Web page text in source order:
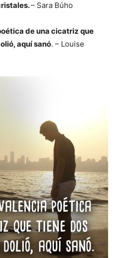
– Sara Búho
de una cicatriz que
aquí sanó. – Louise